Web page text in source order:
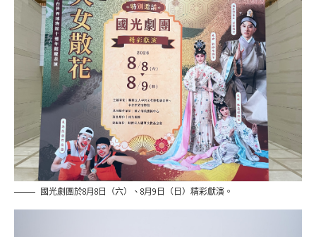
國光劇團於8月8日（六）、8月9日（日）精彩獻演。